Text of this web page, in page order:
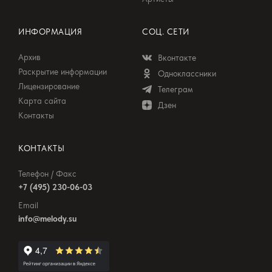
Бесстрашный и трогательный, смело
защищающий свое человеческое
достоинство, таким предстает Гекльберри
Финн.
ИНФОРМАЦИЯ
Архив
Раскрытие информации
Лицензирование
Карта сайта
Контакты
СОЦ. СЕТИ
Вконтакте
Одноклассники
Телеграм
Дзен
КОНТАКТЫ
Телефон / Факс
+7 (495) 230-06-03
Email
info@melody.su